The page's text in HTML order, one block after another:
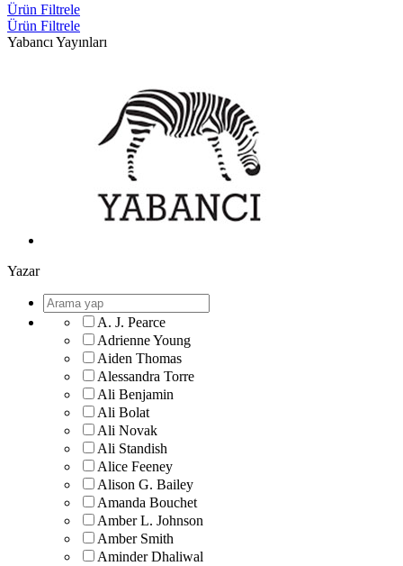
Ürün Filtrele
Ürün Filtrele
Yabancı Yayınları
Yazar
A. J. Pearce
Adrienne Young
Aiden Thomas
Alessandra Torre
Ali Benjamin
Ali Bolat
Ali Novak
Ali Standish
Alice Feeney
Alison G. Bailey
Amanda Bouchet
Amber L. Johnson
Amber Smith
Aminder Dhaliwal